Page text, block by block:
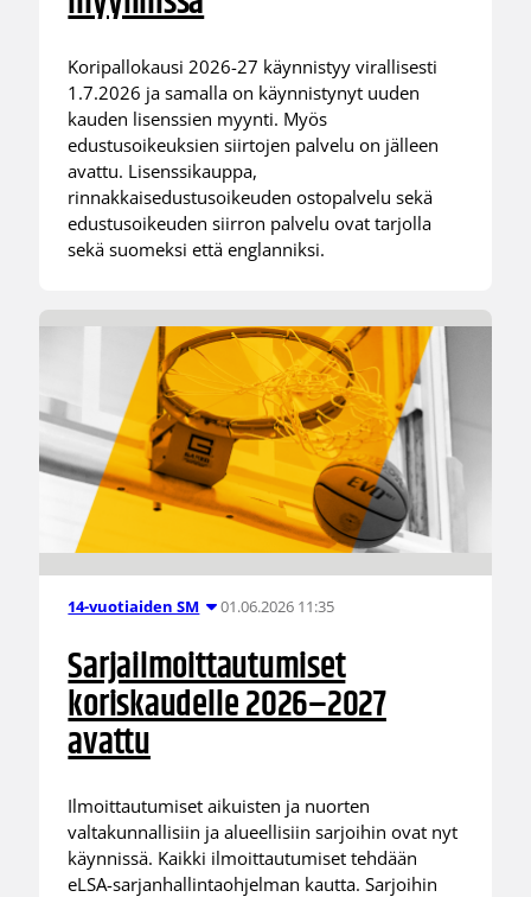
Koripallokausi 2026-27 käynnistyy virallisesti
1.7.2026 ja samalla on käynnistynyt uuden
kauden lisenssien myynti. Myös
edustusoikeuksien siirtojen palvelu on jälleen
avattu. Lisenssikauppa,
rinnakkaisedustusoikeuden ostopalvelu sekä
edustusoikeuden siirron palvelu ovat tarjolla
sekä suomeksi että englanniksi.
14-vuotiaiden SM 01.06.2026 11:35
Sarjailmoittautumiset
koriskaudelle 2026–2027
avattu
Ilmoittautumiset aikuisten ja nuorten
valtakunnallisiin ja alueellisiin sarjoihin ovat nyt
käynnissä. Kaikki ilmoittautumiset tehdään
eLSA-sarjanhallintaohjelman kautta. Sarjoihin